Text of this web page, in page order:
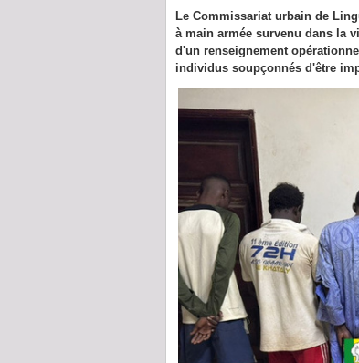
Le Commissariat urbain de
à main armée survenu dans la
d'un renseignement
individus soupçonnés d'être